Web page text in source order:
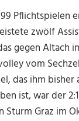
Pflichtspielen
zwölf
gegen Altach
vom
das ihm bisher
ist, war der
Sturm Graz im